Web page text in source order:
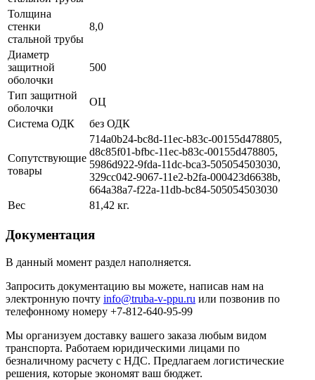
Толщина
стенки
стальной трубы
8,0
Диаметр
защитной
оболочки
500
Тип защитной
оболочки
ОЦ
Система ОДК
без ОДК
Сопутствующие
товары
714a0b24-bc8d-11ec-b83c-00155d478805,
d8c85f01-bfbc-11ec-b83c-00155d478805,
5986d922-9fda-11dc-bca3-505054503030,
329cc042-9067-11e2-b2fa-000423d6638b,
664a38a7-f22a-11db-bc84-505054503030
Вес
81,42 кг.
Документация
В данный момент раздел наполняется.
Запросить документацию вы можете, написав нам на
электронную почту info@truba-v-ppu.ru или позвонив по
телефонному номеру +7-812-640-95-99
Мы организуем доставку вашего заказа любым видом
транспорта. Работаем юридическими лицами по
безналичному расчету с НДС. Предлагаем логистические
решения, которые экономят ваш бюджет.